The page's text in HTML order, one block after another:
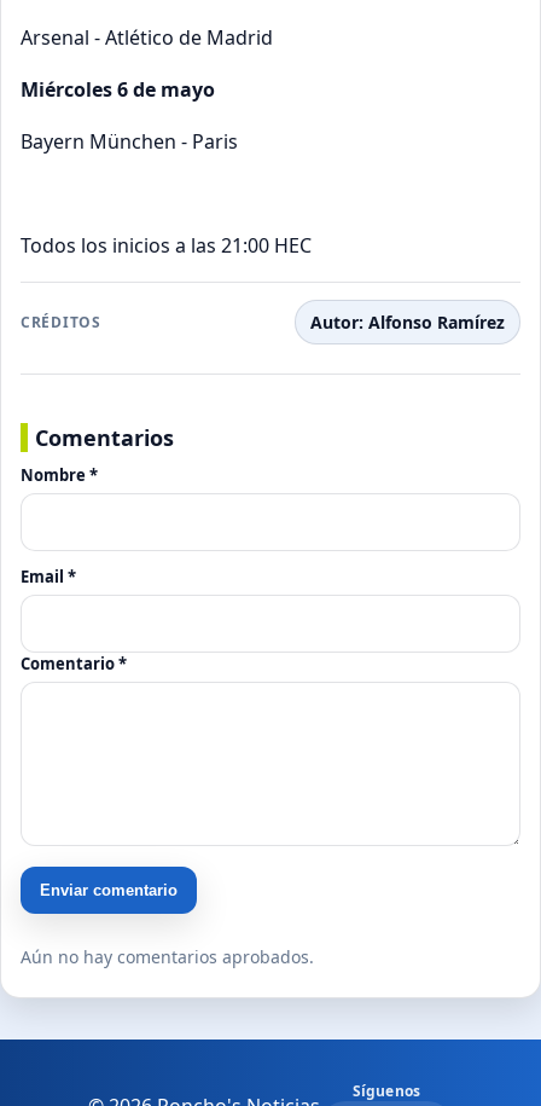
Arsenal - Atlético de Madrid
Miércoles 6 de mayo
Bayern München - Paris
Todos los inicios a las 21:00 HEC
CRÉDITOS Autor: Alfonso Ramírez
Comentarios
Nombre *
Email *
Comentario *
Enviar comentario
Aún no hay comentarios aprobados.
Síguenos